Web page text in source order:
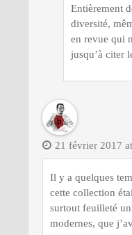
Entièrement
diversité,
en revue qui
jusqu’à citer
21 février 2017
Il y a quelques
cette collection
surtout feuilleté
modernes, que